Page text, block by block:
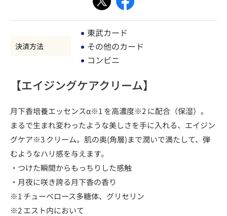
決済方法
東武カード
その他のカード
コンビニ
【エイジングケアクリーム】
月下香培養エッセンスα※1 を高濃度※2 に配合（保湿）。
まるで生まれ変わったような美しさを手に入れる、エイジン
グケア※3 クリーム。肌の奥(角層)まで潤いで満たして、弾
むようなハリ感を与えます。
・つけた瞬間からもっちりした感触
・月夜に咲き誇る月下香の香り
※1 チューベロース多糖体、グリセリン
※2 エスト内において